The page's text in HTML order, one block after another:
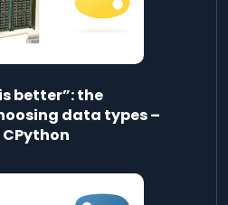
better”: the
data types –